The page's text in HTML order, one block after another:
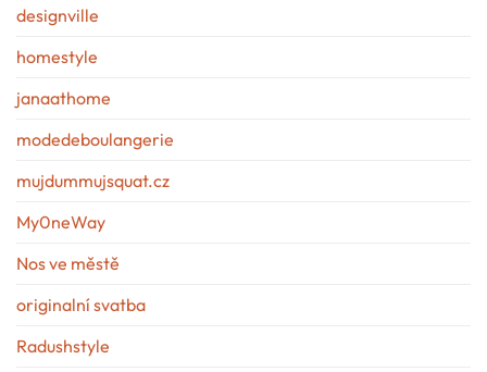
designville
homestyle
janaathome
modedeboulangerie
mujdummujsquat.cz
My0neWay
Nos ve městě
originalní svatba
Radushstyle